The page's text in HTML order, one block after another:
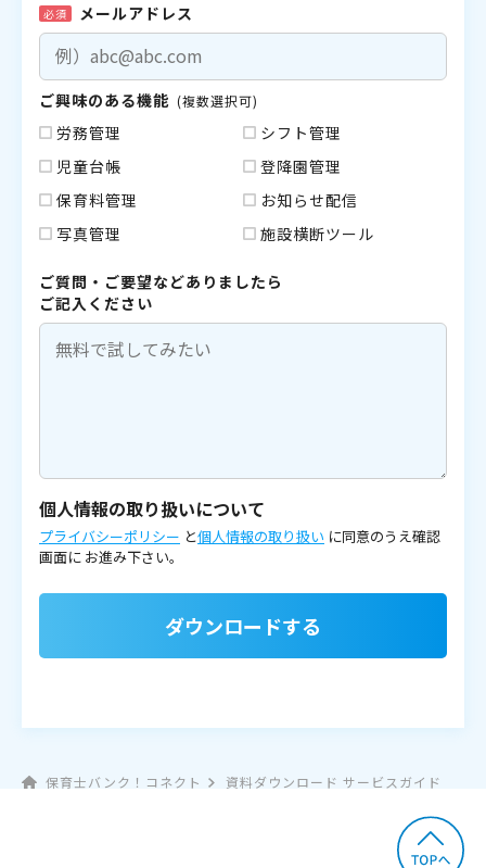
必須 メールアドレス
ご興味のある機能 (複数選択可)
労務管理
シフト管理
児童台帳
登降園管理
保育料管理
お知らせ配信
写真管理
施設横断ツール
ご質問・ご要望などありましたら
ご記入ください
個人情報の取り扱いについて
プライバシーポリシー と個人情報の取り扱い に同意のうえ確認
画面に お進み下さい。
ダウンロードする
保育士バンク！コネクト 資料ダウンロード サービスガイド